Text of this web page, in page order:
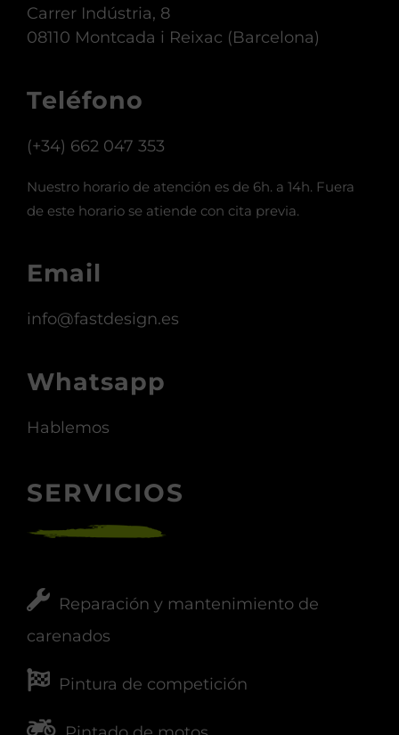
Carrer Indústria, 8
08110 Montcada i Reixac (Barcelona)
Teléfono
(+34) 662 047 353
Nuestro horario de atención es de 6h. a 14h. Fuera
de este horario se atiende con cita previa.
Email
info@fastdesign.es
Whatsapp
Hablemos
SERVICIOS
Reparación y mantenimiento de
carenados
Pintura de competición